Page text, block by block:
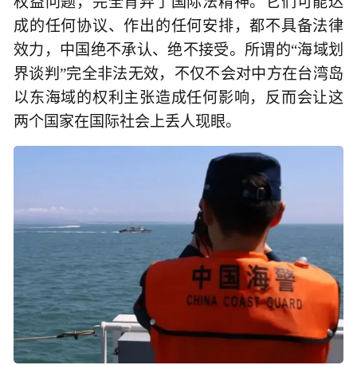
成的任何协议、作出的任何安排，都不具备法律
效力，中国绝不承认、绝不接受。所谓的“海域划
界谈判”完全非法无效，不仅不会对中方在台湾岛
以东海域的权利主张造成任何影响，反而会让这
两个国家在国际社会上丢人现眼。